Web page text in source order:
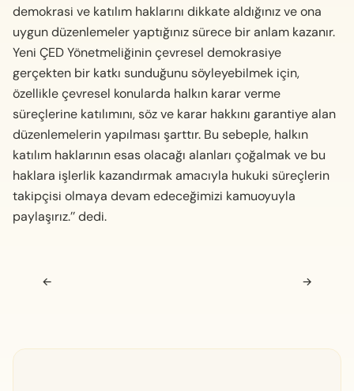
demokrasi ve katılım haklarını dikkate aldığınız ve ona
uygun düzenlemeler yaptığınız sürece bir anlam kazanır.
Yeni ÇED Yönetmeliğinin çevresel demokrasiye
gerçekten bir katkı sunduğunu söyleyebilmek için,
özellikle çevresel konularda halkın karar verme
süreçlerine katılımını, söz ve karar hakkını garantiye alan
düzenlemelerin yapılması şarttır. Bu sebeple, halkın
katılım haklarının esas olacağı alanları çoğalmak ve bu
haklara işlerlik kazandırmak amacıyla hukuki süreçlerin
takipçisi olmaya devam edeceğimizi kamuoyuyla
paylaşırız.’’ dedi.
Navigasyon sonrası
← →